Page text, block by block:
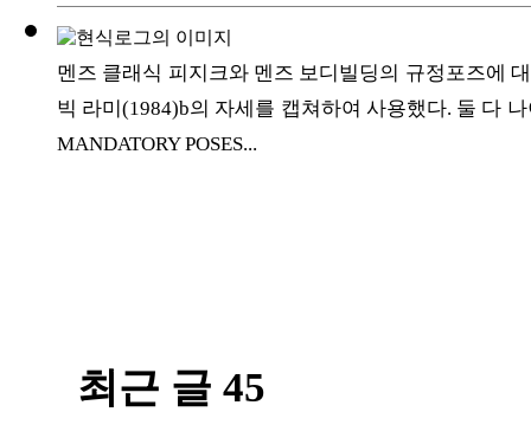
ABOUT
ETC
멘즈 클래식 피지크와 멘즈 보디빌딩의 규정포즈에
빅 라미(1984)b의 자세를 캡쳐하여 사용했다. 둘 다
MANDATORY POSES...
최근 글 45